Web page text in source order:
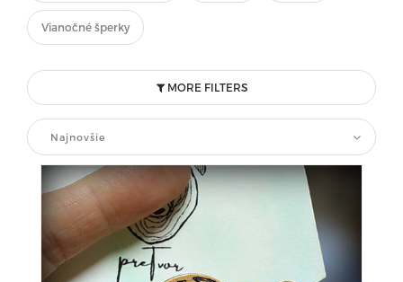
Vianočné šperky
MORE FILTERS
Najnovšie